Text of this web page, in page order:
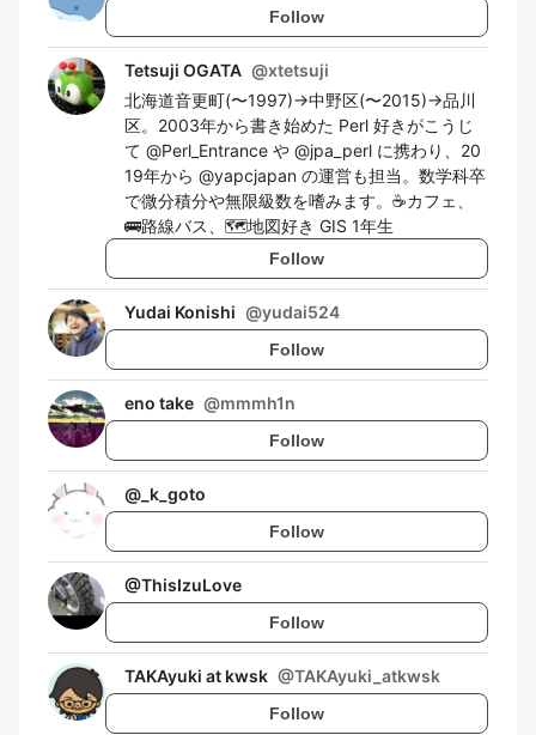
Follow
Tetsuji OGATA @xtetsuji
北海道音更町(〜1997)→中野区(〜2015)→品川
区。2003年から書き始めた Perl 好きがこうじ
て @Perl_Entrance や @jpa_perl に携わり、20
19年から @yapcjapan の運営も担当。数学科卒
で微分積分や無限級数を嗜みます。☕️カフェ、
🚌路線バス、🗺地図好き GIS 1年生
Follow
Yudai Konishi @yudai524
Follow
eno take @mmmh1n
Follow
@ _k_goto
Follow
@ThisIzuLove
Follow
TAKAyuki at kwsk @TAKAyuki_atkwsk
Follow